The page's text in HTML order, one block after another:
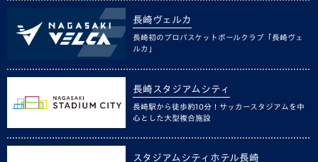
長崎ヴェルカ
長崎初のプロバスケットボールクラブ「長崎ヴェ
ルカ」
長崎スタジアムシティ
長崎駅から徒歩約10分！サッカースタジアムを中
心とした大型複合施設
スタジアムシティホテル長崎